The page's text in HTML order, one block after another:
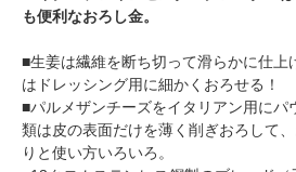
も便利なおろし金。
■生姜は繊維を断ち切って滑らかに仕上
はドレッシング用に細かくおろせる！
■パルメザンチーズをイタリアン用にパ
類は皮の表面だけを薄く削ぎおろして
りと使い方いろいろ。